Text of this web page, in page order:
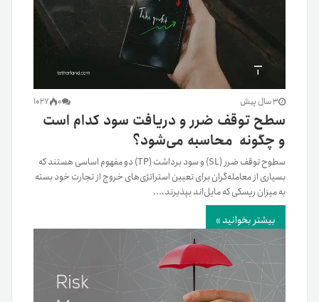
3 سال پیش 0
1027
سطح توقف ضرر و دریافت سود کدام است
و چگونه محاسبه می‌شود؟
سطوح توقف ضرر (SL) و سود برداشت (TP) دو مفهوم اساسی هستند که
بسیاری از معامله‌گران برای تعیین استراتژی‌های خروج از تجارت خود بسته
به میزان ریسکی که مایل‌اند بپذیرند،...
بیشتر بخوانید »